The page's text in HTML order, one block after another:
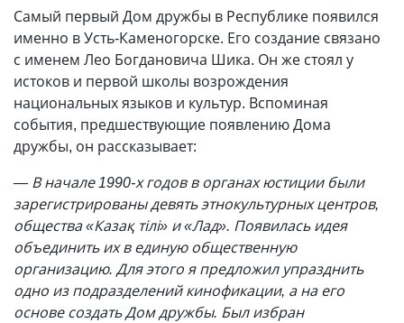
Самый первый Дом дружбы в Республике появился
именно в Усть-Каменогорске. Его создание связано
с именем Лео Богдановича Шика. Он же стоял у
истоков и первой школы возрождения
национальных языков и культур. Вспоминая
события, предшествующие появлению Дома
дружбы, он рассказывает:
— В начале 1990-х годов в органах юстиции были
зарегистрированы девять этнокультурных центров,
общества «Казақ тілі» и «Лад». Появилась идея
объединить их в единую общественную
организацию. Для этого я предложил упразднить
одно из подразделений кинофикации, а на его
основе создать Дом дружбы. Был избран